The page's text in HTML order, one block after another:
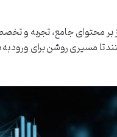
بر محتوای جامع، تجربه
مسیری روشن برای ورود به